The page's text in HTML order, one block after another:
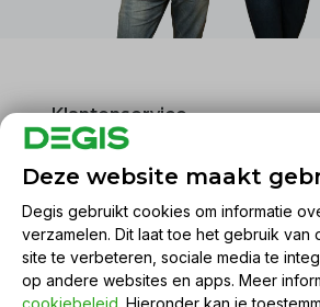
Klantenservice
Algemene voorwaarden
Disclaimer
Privacy Policy
Betaalmethoden
Deze website maakt
Degis gebruikt cookies om informatie
verzamelen. Dit laat toe het gebruik
site te verbeteren, sociale media te
op andere websites en apps. Meer
cookiebeleid . Hieronder kan je